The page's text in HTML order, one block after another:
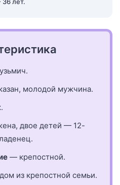
молодой мужчина.
двое детей — 12-
— крепостной.
из крепостной семьи.